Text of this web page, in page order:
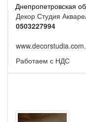
Днепропетровская
Декор Студия
0503227994
Работаем с НДС